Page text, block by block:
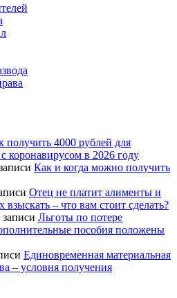
получить 4000 рублей для
коронавирусом в 2026 году
Как и когда можно получить
Отец не платит алименты и
– что вам стоит сделать?
записи Льготы по потере
пособия положены
Единовременная материальная
– условия получения